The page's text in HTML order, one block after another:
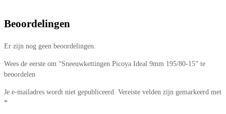
Beoordelingen
Er zijn nog geen beoordelingen.
Wees de eerste om “Sneeuwkettingen Picoya Ideal 9mm 195/80-15” te
beoordelen
Je e-mailadres wordt niet gepubliceerd. Vereiste velden zijn gemarkeerd met
*